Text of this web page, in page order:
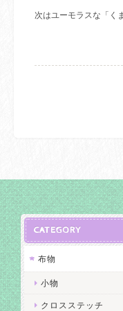
次はユーモラスな「く
CATEGORY
布物
小物
クロスステッチ